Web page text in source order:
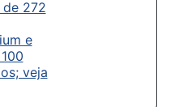
de 272
e
veja